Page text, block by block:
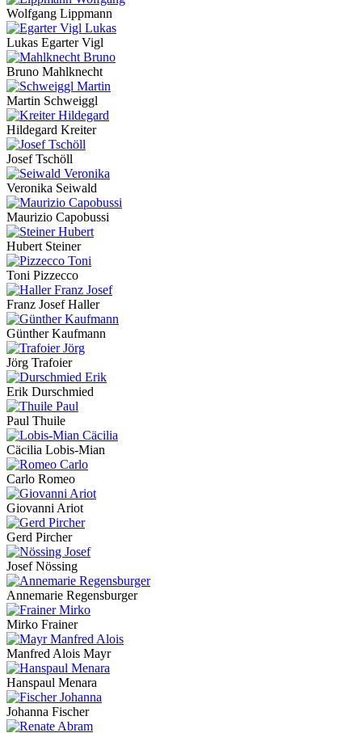
Wolfgang Lippmann
Lukas Egarter Vigl
Bruno Mahlknecht
Martin Schweiggl
Hildegard Kreiter
Josef Tschöll
Veronika Seiwald
Maurizio Capobussi
Hubert Steiner
Toni Pizzecco
Franz Josef Haller
Günther Kaufmann
Jörg Trafoier
Erik Durschmied
Paul Thuile
Cäcilia Lobis-Mian
Carlo Romeo
Giovanni Ariot
Gerd Pircher
Josef Nössing
Annemarie Regensburger
Mirko Frainer
Manfred Alois Mayr
Hanspaul Menara
Johanna Fischer